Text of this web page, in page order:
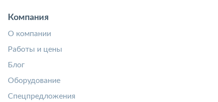
Компания
О компании
Работы и цены
Блог
Оборудование
Спецпредложения